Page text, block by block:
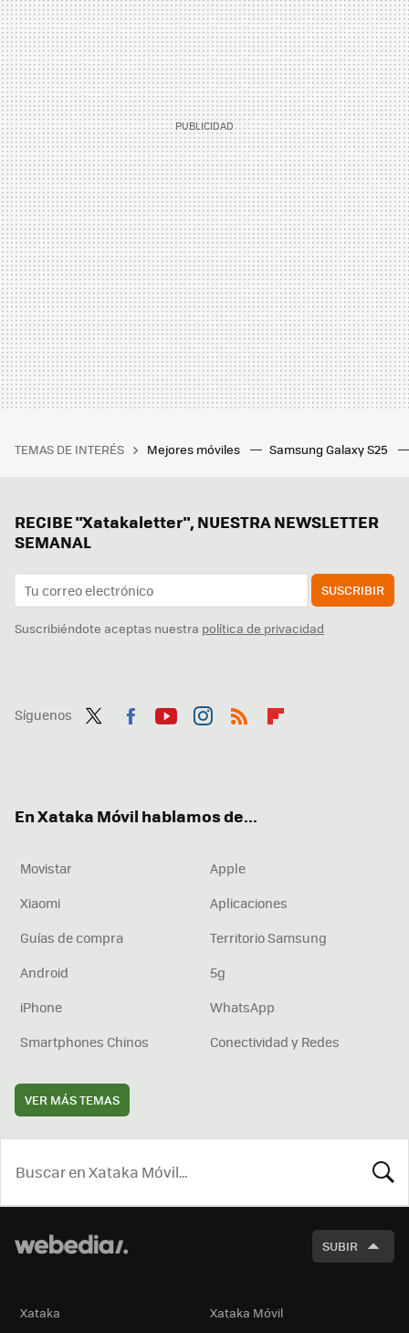
TEMAS DE INTERÉS Mejores móviles Samsung Galaxy S25
RECIBE "Xatakaletter", NUESTRA NEWSLETTER
SEMANAL
SUSCRIBIR
Suscribiéndote aceptas nuestra política de privacidad
Síguenos
En Xataka Móvil hablamos de...
Movistar
Apple
Xiaomi
Aplicaciones
Guías de compra
Territorio Samsung
Android
5g
iPhone
WhatsApp
Smartphones Chinos
Conectividad y Redes
VER MÁS TEMAS
SUBIR
Xataka Xataka Móvil